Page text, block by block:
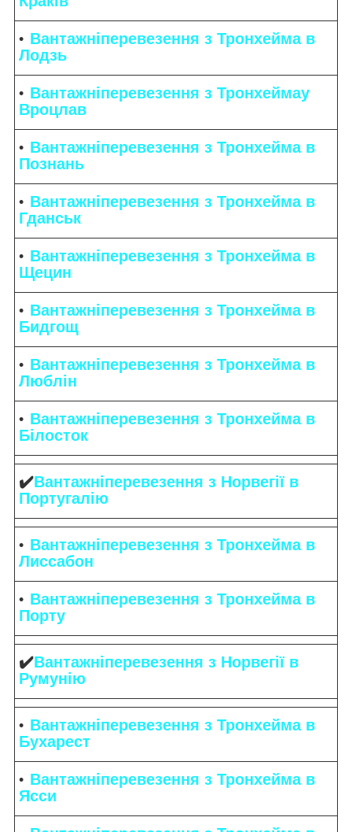
Вантажніперевезення з Тронхейма в
Лодзь
Вантажніперевезення з Тронхеймау
Вроцлав
Вантажніперевезення з Тронхейма в
Познань
Вантажніперевезення з Тронхейма в
Гданськ
Вантажніперевезення з Тронхейма в
Щецин
Вантажніперевезення з Тронхейма в
Бидгощ
Вантажніперевезення з Тронхейма в
Люблін
Вантажніперевезення з Тронхейма в
Білосток
✔️Вантажніперевезення з Норвегії в
Португалію
Вантажніперевезення з Тронхейма в
Лиссабон
Вантажніперевезення з Тронхейма в
Порту
✔️Вантажніперевезення з Норвегії в
Румунію
Вантажніперевезення з Тронхейма в
Бухарест
Вантажніперевезення з Тронхейма в
Ясси